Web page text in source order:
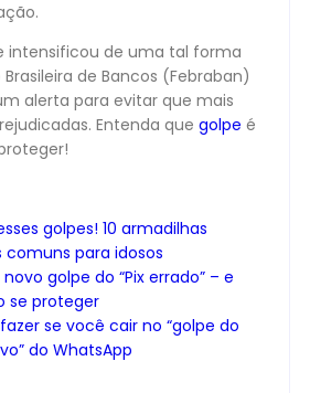
intensificou de uma tal forma
de Bancos (Febraban)
alerta para evitar que mais
Entenda que golpe é
golpes! 10 armadilhas
comuns para idosos
golpe do “Pix errado” – e
se proteger
se você cair no “golpe do
do WhatsApp